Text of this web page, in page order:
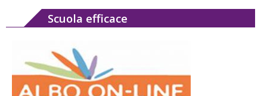
Scuola efficace